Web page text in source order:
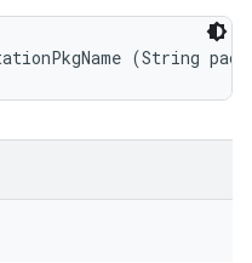
(String